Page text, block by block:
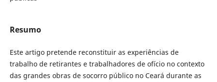
Resumo
Este artigo pretende reconstituir as experiências de
trabalho de retirantes e trabalhadores de ofício no contexto
das grandes obras de socorro público no Ceará durante as